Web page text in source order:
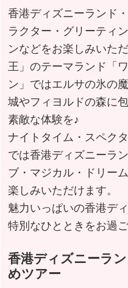
香港ディズニーランド
ラクター・グリーティ
ンなどをお楽しみいた
王」のテーマランド「
ン」ではエルサの氷の
城やフィヨルドの森に
素敵な体験を♪
ナイトタイム・スペク
では香港ディズニーラ
ブ・マジカル・ドリー
楽しみいただけます。
魅力いっぱいの香港デ
特別なひとときをお過
香港ディズニーラ
めツアー